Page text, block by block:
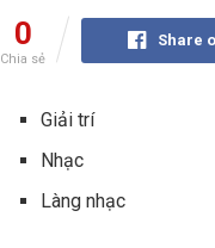
0
Chia sẻ
Share
Giải trí
Nhạc
Làng nhạc